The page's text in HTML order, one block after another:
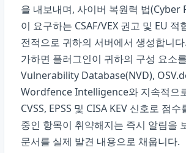
을 내보내며, 사이버 복원력 법(Cyber
이 요구하는 CSAF/VEX 권고 및 EU 적
전적으로 귀하의 서버에서 생성합니
가하면 플러그인이 귀하의 구성 요소
Vulnerability Database(NVD),
Wordfence Intelligence와 지속적으
CVSS, EPSS 및 CISA KEV 신호로 점
중인 항목이 취약해지는 즉시 알림을
문서를 실제 발견 내용으로 채웁니다.